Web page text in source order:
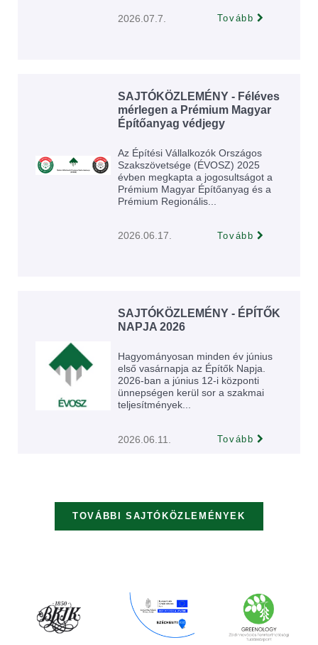
2026.07.7. Tovább
SAJTÓKÖZLEMÉNY - Féléves
mérlegen a Prémium Magyar
Építőanyag védjegy
2026.06.17.
Az Építési Vállalkozók Országos
Szakszövetsége (ÉVOSZ) 2025
évben megkapta a jogosultságot a
Prémium Magyar Építőanyag és a
Prémium Regionális...
Tovább
SAJTÓKÖZLEMÉNY - ÉPÍTŐK
NAPJA 2026
2026.06.11.
Hagyományosan minden év június
első vasárnapja az Építők Napja.
2026-ban a június 12-i központi
ünnepségen kerül sor a szakmai
teljesítmények...
Tovább
TOVÁBBI SAJTÓKÖZLEMÉNYEK